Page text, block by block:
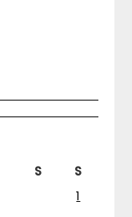
S
S
1